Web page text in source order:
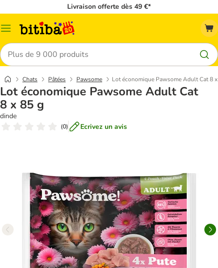
Livraison offerte dès 49 €*
Menu
Rechercher
Chats Pâtées Pawsome Lot économique Pawsome Adult Cat 8
Lot économique Pawsome Adult Cat
8 x 85 g
dinde
(0) Ecrivez un avis